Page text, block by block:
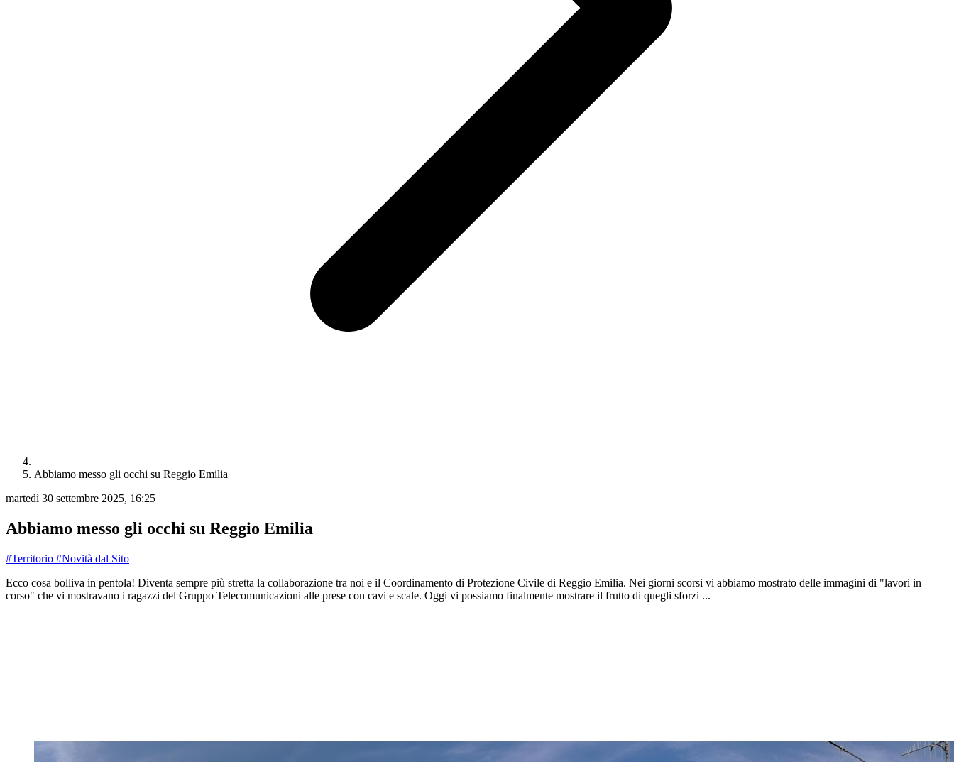
Abbiamo messo gli occhi su Reggio Emilia
martedì 30 settembre 2025, 16:25
Abbiamo messo gli occhi su Reggio Emilia
#Territorio #Novità dal Sito
Ecco cosa bolliva in pentola! Diventa sempre più stretta la collaborazione tra noi e il Coordinamento di Protezione Civile di Reggio Emilia. Nei giorni scorsi vi abbiamo mostrato delle immagini di "lavori in
corso" che vi mostravano i ragazzi del Gruppo Telecomunicazioni alle prese con cavi e scale. Oggi vi possiamo finalmente mostrare il frutto di quegli sforzi ...